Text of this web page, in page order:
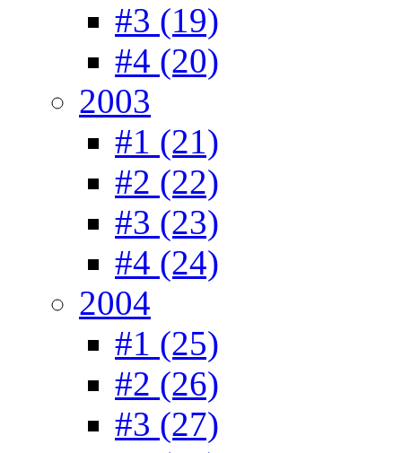
#3 (19)
#4 (20)
2003
#1 (21)
#2 (22)
#3 (23)
#4 (24)
2004
#1 (25)
#2 (26)
#3 (27)